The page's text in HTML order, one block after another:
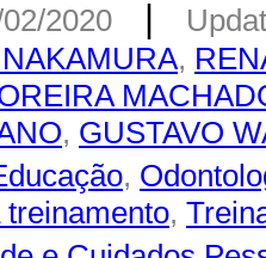
2020
,
, GUSTAVO
,
,